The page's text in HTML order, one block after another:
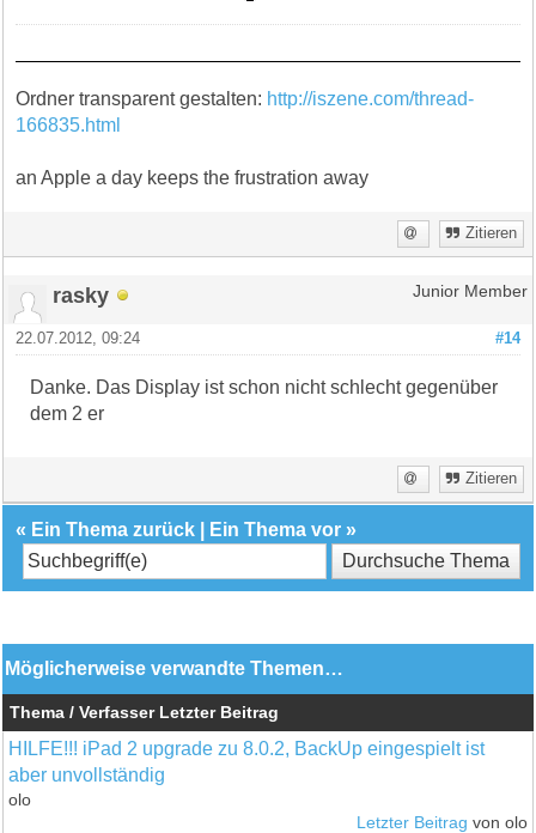
Ordner transparent gestalten: http://iszene.com/thread-
166835.html
an Apple a day keeps the frustration away
Zitieren
rasky Junior Member
#14
22.07.2012, 09:24
Danke. Das Display ist schon nicht schlecht gegenüber
dem 2 er
Zitieren
« Ein Thema zurück Ein Thema vor »
Möglicherweise verwandte Themen…
Thema / Verfasser Letzter Beitrag
HILFE!!! iPad 2 upgrade zu 8.0.2, BackUp eingespielt ist
aber unvollständig
olo
Letzter Beitrag von olo